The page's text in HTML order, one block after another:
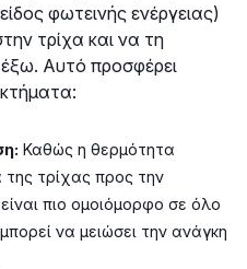
φωτεινής ενέργειας)
τρίχα και να τη
Αυτό προσφέρει
Καθώς η θερμότητα
τρίχας προς την
πιο ομοιόμορφο σε όλο
να μειώσει την ανάγκη